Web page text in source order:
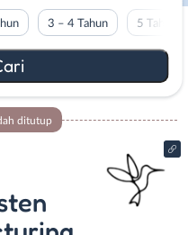
3 – 4 Tahun 5 Tahun
ditutup